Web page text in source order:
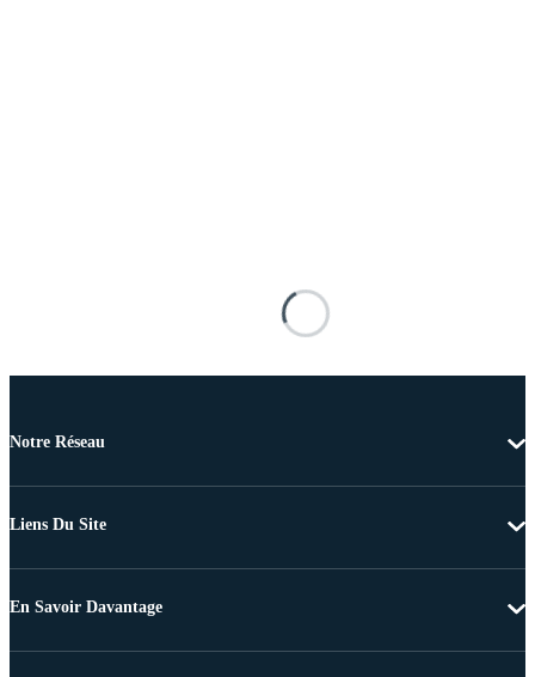
Notre Réseau
Liens Du Site
En Savoir Davantage